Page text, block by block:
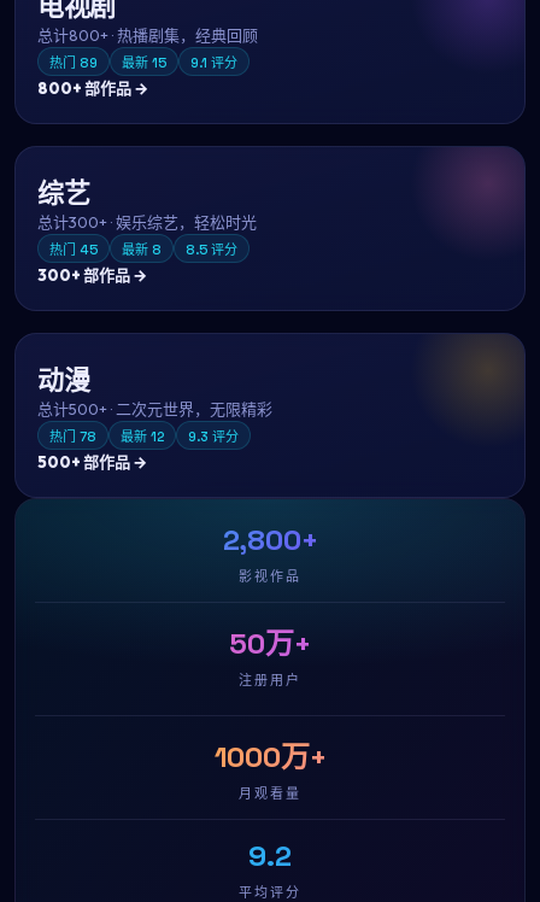
总计800+·热播剧集，经典回顾
热门 89 最新 15 9.1 评分
800+部作品 →
综艺
总计300+·娱乐综艺，轻松时光
热门 45 最新 8 8.5 评分
300+部作品 →
动漫
总计500+· 二次元世界，无限精彩
热门 78 最新 12 9.3 评分
500+部作品 →
2,800+
影视作品
50万+
注册用户
1000万+
月观看量
9.2
平均评分